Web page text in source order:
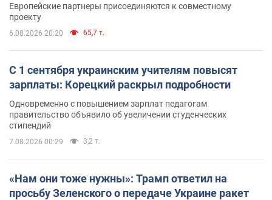
Европейские партнеры присоединяются к совместному
проекту
6.08.2026 20:20 65,7 т.
С 1 сентября украинским учителям повысят
зарплаты: Корецкий раскрыл подробности
Одновременно с повышением зарплат педагогам
правительство объявило об увеличении студенческих
стипендий
7.08.2026 00:29 3,2 т.
«Нам они тоже нужны»: Трамп ответил на
просьбу Зеленского о передаче Украине ракет